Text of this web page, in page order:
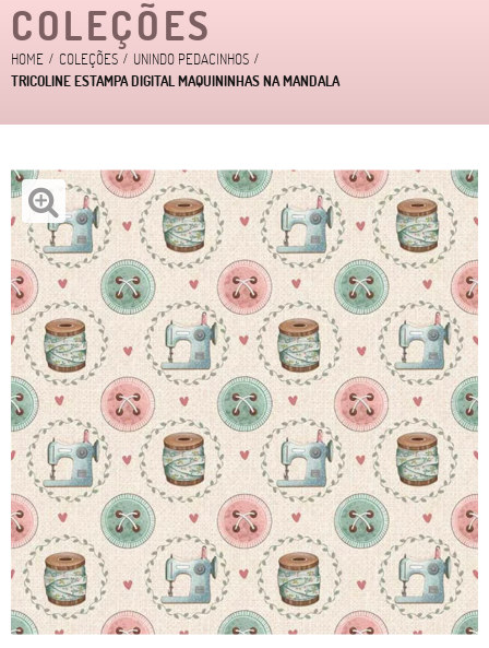
COLEÇÕES
HOME COLEÇÕES
UNINDO PEDACINHOS
TRICOLINE ESTAMPA DIGITAL MAQUININHAS NA MANDALA